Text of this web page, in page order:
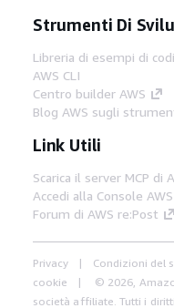
Strumenti Di
Libreria di esempi di
AWS CLI
Centro builder AWS
Blog AWS sugli
Link Utili
Scarica il server MCP di
Accedi alla Console AWS
Forum di AWS re:Post
Privacy Condizioni del
cookie
© 2026,
società affiliate. Tutti i